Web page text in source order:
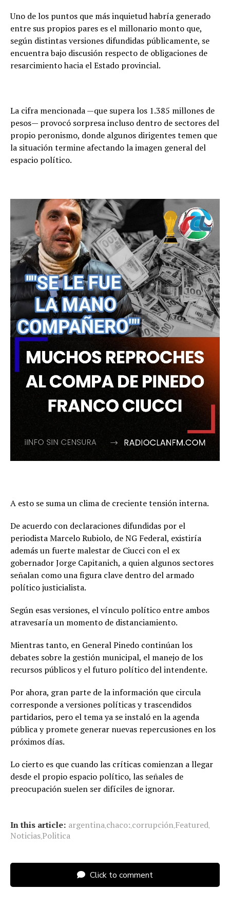
Uno de los puntos que más inquietud habría generado
entre sus propios pares es el millonario monto que,
según distintas versiones difundidas públicamente, se
encuentra bajo discusión respecto de obligaciones de
resarcimiento hacia el Estado provincial.
La cifra mencionada —que supera los 1.385 millones de
pesos— provocó sorpresa incluso dentro de sectores del
propio peronismo, donde algunos dirigentes temen que
la situación termine afectando la imagen general del
espacio político.
A esto se suma un clima de creciente tensión interna.
De acuerdo con declaraciones difundidas por el
periodista Marcelo Rubiolo, de NG Federal, existiría
además un fuerte malestar de Ciucci con el ex
gobernador Jorge Capitanich, a quien algunos sectores
señalan como una figura clave dentro del armado
político justicialista.
Según esas versiones, el vínculo político entre ambos
atravesaría un momento de distanciamiento.
Mientras tanto, en General Pinedo continúan los
debates sobre la gestión municipal, el manejo de los
recursos públicos y el futuro político del intendente.
Por ahora, gran parte de la información que circula
corresponde a versiones políticas y trascendidos
partidarios, pero el tema ya se instaló en la agenda
pública y promete generar nuevas repercusiones en los
próximos días.
Lo cierto es que cuando las críticas comienzan a llegar
desde el propio espacio político, las señales de
preocupación suelen ser difíciles de ignorar.
In this article: argentina,chaco:,corrupción,Featured,
Noticias,Politica
Click to comment